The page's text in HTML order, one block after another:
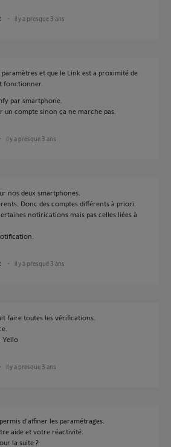
il y a presque 3 ans
paramètres et que le Link est a proximité de
fonctionner.
par smartphone.
un compte sinon ça ne marche pas.
il y a presque 3 ans
nos deux smartphones.
Donc des comptes différents à priori.
notirications mais pas celles liées à
il y a presque 3 ans
faire toutes les vérifications.
Yello
il y a presque 3 ans
d'affiner les paramétrages.
aide et votre réactivité.
la suite ?